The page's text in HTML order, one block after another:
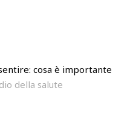
cosa è importante
della salute